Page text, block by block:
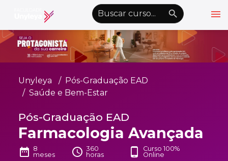
menu
emoji_objectsAlto Contraste nights_stay wb_sunny
Graduação EAD
Pós-Graduação EAD
Atualização Profissional
Conheça a Unyleyakeyboard_arrow_down
Alianças Acadêmicas
Unyleya
Pós-Graduação EAD
Saúde e Bem-Estar
Pós-Graduação EAD
Farmacologia Avançada
date_range 8
meses
schedule 360
horas
phone_android
Curso 100%
Online